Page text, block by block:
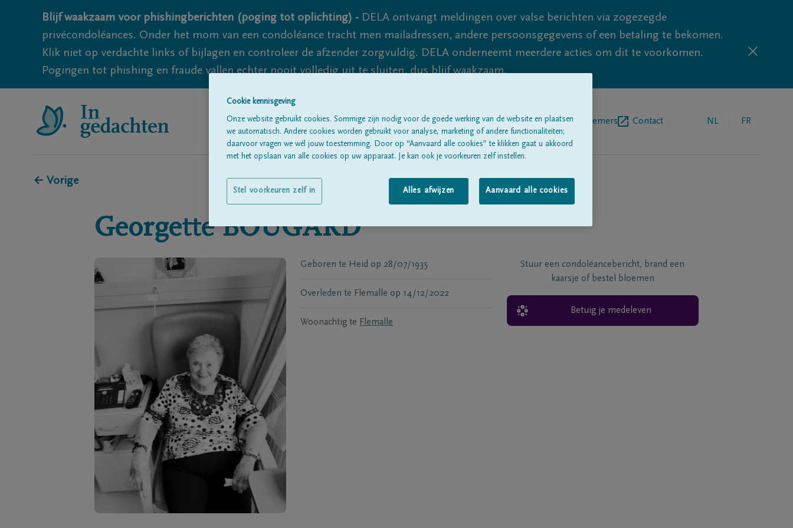
Blijf waakzaam voor phishingberichten (poging tot oplichting) - DELA ontvangt meldingen over valse berichten via zogezegde
privécondoléances. Onder het mom van een condoléance tracht men mailadressen, andere persoonsgegevens of een betaling te bekomen.
Klik niet op verdachte links of bijlagen en controleer de afzender zorgvuldig. DELA onderneemt meerdere acties om dit te voorkomen.
Pogingen tot phishing en fraude vallen echter nooit volledig uit te sluiten, dus blijf waakzaam.
Alle rouwberichtenOver onsBegrafenisondernemers Contact NL FR
← Vorige
Georgette BOUGARD
Geboren te Heid op 28/07/1935
Overleden te Flemalle op 14/12/2022
Woonachtig te Flemalle
Stuur een condoléancebericht, brand een
kaarsje of bestel bloemen
Betuig je medeleven
Cookie kennisgeving
Onze website gebruikt cookies. Sommige zijn nodig voor de goede werking van de website en plaatsen
we automatisch. Andere cookies worden gebruikt voor analyse, marketing of andere functionaliteiten;
daarvoor vragen we wél jouw toestemming. Door op “Aanvaard alle cookies” te klikken gaat u akkoord
met het opslaan van alle cookies op uw apparaat. Je kan ook je voorkeuren zelf instellen.
Alles afwijzen Aanvaard alle cookies
Stel voorkeuren zelf in